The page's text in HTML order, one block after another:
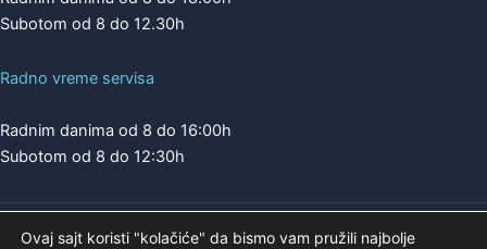
Subotom od 8 do 12.30h
Radno vreme servisa
Radnim danima od 8 do 16:00h
Subotom od 8 do 12:30h
Copyright © 2026 | A.K. STOJANOV
Ovaj sajt koristi "kolačiće" da bismo vam pružili najbolje